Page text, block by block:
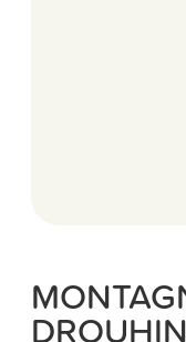
DROUHIN